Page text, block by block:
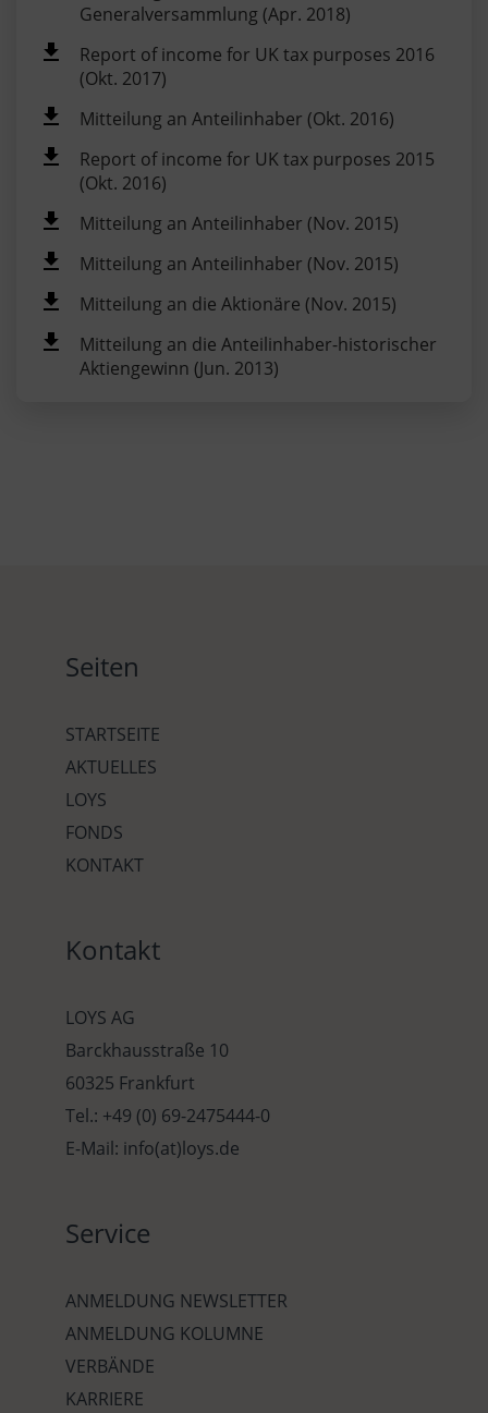
Generalversammlung (Apr. 2018)
Report of income for UK tax purposes 2016
(Okt. 2017)
Mitteilung an Anteilinhaber (Okt. 2016)
Report of income for UK tax purposes 2015
(Okt. 2016)
Mitteilung an Anteilinhaber (Nov. 2015)
Mitteilung an Anteilinhaber (Nov. 2015)
Mitteilung an die Aktionäre (Nov. 2015)
Mitteilung an die Anteilinhaber-historischer
Aktiengewinn (Jun. 2013)
Seiten
STARTSEITE
AKTUELLES
LOYS
FONDS
KONTAKT
Kontakt
LOYS AG
Barckhausstraße 10
60325 Frankfurt
Tel.: +49 (0) 69-2475444-0
E-Mail: info(at)loys.de
Service
ANMELDUNG NEWSLETTER
ANMELDUNG KOLUMNE
VERBÄNDE
KARRIERE